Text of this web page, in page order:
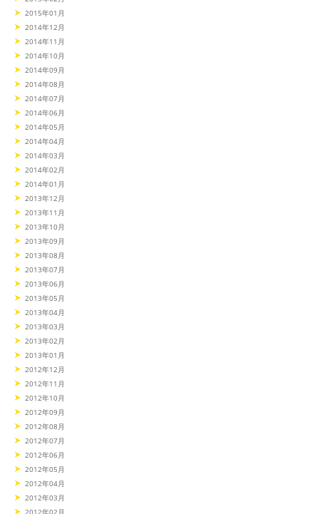
2015年01月
2014年12月
2014年11月
2014年10月
2014年09月
2014年08月
2014年07月
2014年06月
2014年05月
2014年04月
2014年03月
2014年02月
2014年01月
2013年12月
2013年11月
2013年10月
2013年09月
2013年08月
2013年07月
2013年06月
2013年05月
2013年04月
2013年03月
2013年02月
2013年01月
2012年12月
2012年11月
2012年10月
2012年09月
2012年08月
2012年07月
2012年06月
2012年05月
2012年04月
2012年03月
2012年02月